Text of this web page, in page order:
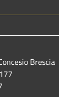
Brescia